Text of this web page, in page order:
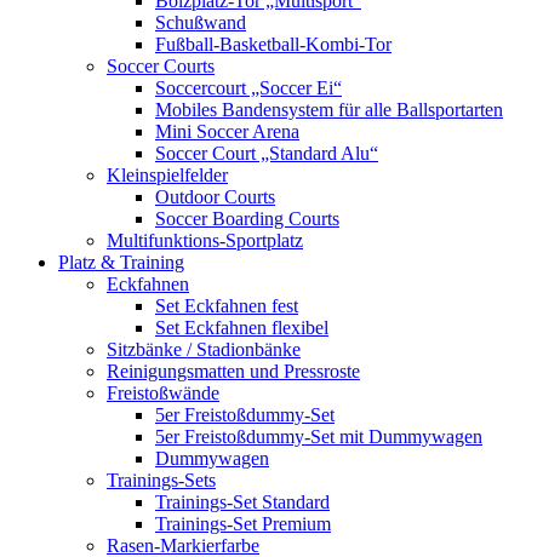
Schußwand
Fußball-Basketball-Kombi-Tor
Soccer Courts
Soccercourt „Soccer Ei“
Mobiles Bandensystem für alle Ballsportarten
Mini Soccer Arena
Soccer Court „Standard Alu“
Kleinspielfelder
Outdoor Courts
Soccer Boarding Courts
Multifunktions-Sportplatz
Platz & Training
Eckfahnen
Set Eckfahnen fest
Set Eckfahnen flexibel
Sitzbänke / Stadionbänke
Reinigungsmatten und Pressroste
Freistoßwände
5er Freistoßdummy-Set
5er Freistoßdummy-Set mit Dummywagen
Dummywagen
Trainings-Sets
Trainings-Set Standard
Trainings-Set Premium
Rasen-Markierfarbe